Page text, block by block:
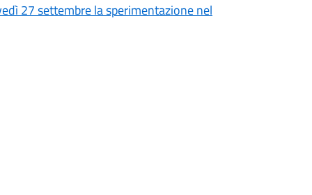
27 settembre la sperimentazione nel